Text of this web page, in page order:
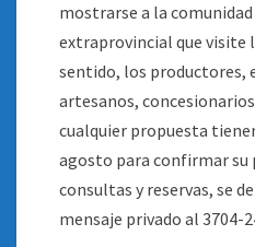
mostrarse a la
extraprovincial que visite
sentido, los productores,
artesanos,
cualquier propuesta
agosto para confirmar su
consultas y reservas, se
mensaje privado al 3704-